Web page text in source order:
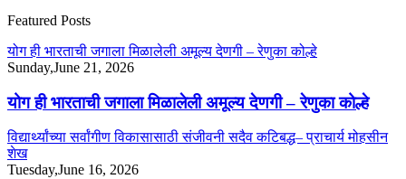
Featured Posts
योग ही भारताची जगाला मिळालेली अमूल्य देणगी – रेणुका कोल्हे
Sunday,June 21, 2026
योग ही भारताची जगाला मिळालेली अमूल्य देणगी – रेणुका कोल्हे
विद्यार्थ्यांच्या सर्वांगीण विकासासाठी संजीवनी सदैव कटिबद्ध– प्राचार्य मोहसीन
शेख
Tuesday,June 16, 2026